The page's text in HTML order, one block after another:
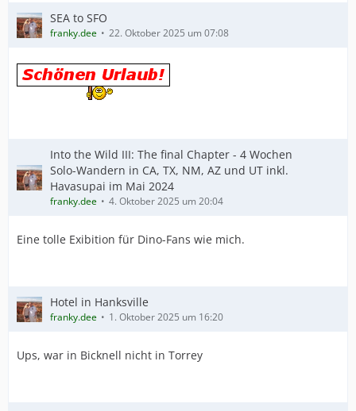
SEA to SFO
franky.dee 22. Oktober 2025 um 07:08
Into the Wild III: The final Chapter - 4 Wochen
Solo-Wandern in CA, TX, NM, AZ und UT inkl.
Havasupai im Mai 2024
franky.dee 4. Oktober 2025 um 20:04
Eine tolle Exibition für Dino-Fans wie mich.
Hotel in Hanksville
franky.dee 1. Oktober 2025 um 16:20
Ups, war in Bicknell nicht in Torrey